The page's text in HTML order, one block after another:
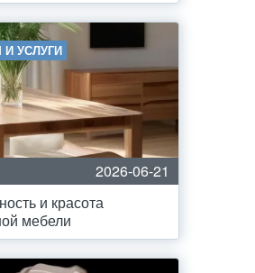
УСЛУГИ
2026-06-21
и красота
мебели